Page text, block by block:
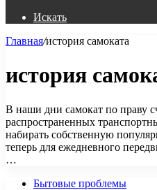
Искать
Главная/история самоката
история
В наши дни самокат по праву
распространенных
набирать собственную
теперь для ежедневного
…
Бытовые проблемы